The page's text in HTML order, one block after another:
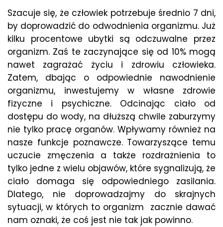
Szacuje się, że człowiek potrzebuje średnio 7 dni,
by doprowadzić do odwodnienia organizmu. Już
kilku procentowe ubytki są odczuwalne przez
organizm. Zaś te zaczynające się od 10% mogą
nawet zagrażać życiu i zdrowiu człowieka.
Zatem, dbając o odpowiednie nawodnienie
organizmu, inwestujemy w własne zdrowie
fizyczne i psychiczne. Odcinając ciało od
dostępu do wody, na dłuższą chwile zaburzymy
nie tylko pracę organów. Wpływamy również na
nasze funkcje poznawcze. Towarzyszące temu
uczucie zmęczenia a także rozdrażnienia to
tylko jedne z wielu objawów, które sygnalizują, że
ciało domaga się odpowiedniego zasilania.
Dlatego, nie doprowadzajmy do skrajnych
sytuacji, w których to organizm zacznie dawać
nam oznaki, że coś jest nie tak jak powinno.